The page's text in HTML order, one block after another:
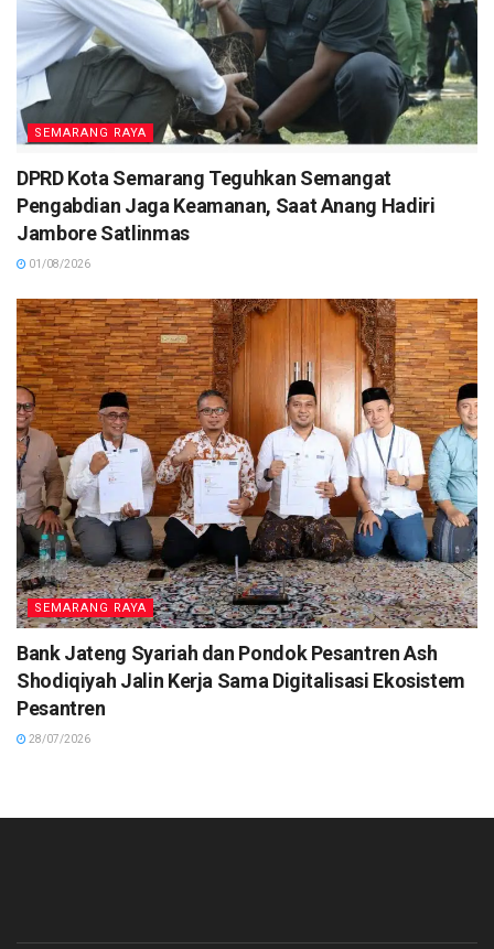
SEMARANG RAYA
DPRD Kota Semarang Teguhkan Semangat
Pengabdian Jaga Keamanan, Saat Anang Hadiri
Jambore Satlinmas
01/08/2026
SEMARANG RAYA
Bank Jateng Syariah dan Pondok Pesantren Ash
Shodiqiyah Jalin Kerja Sama Digitalisasi Ekosistem
Pesantren
28/07/2026